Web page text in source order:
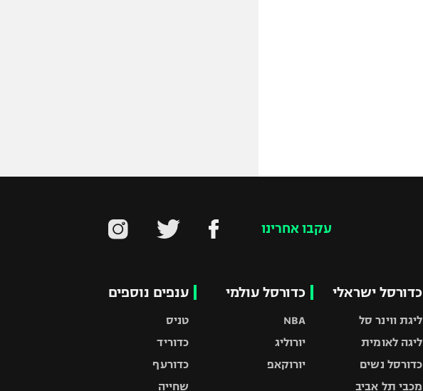
עקבו אחרינו
כדורסל ישראלי
ליגת ווינר סל
ליגה לאומית
כדורסל נשים
מכבי תל אביב
כדורסל עולמי
NBA
יורוליג
יורוקאפ
ענפים נוספים
טניס
כדוריד
כדורעף
שחייה